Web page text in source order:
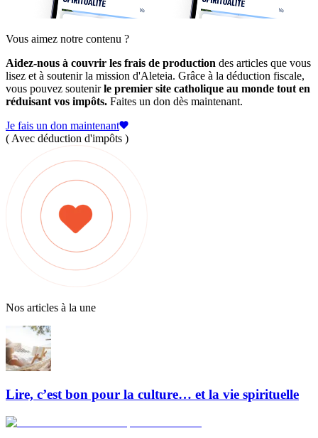
Vous aimez notre contenu ?
Aidez-nous à couvrir les frais de production des articles que vous
lisez et à soutenir la mission d'Aleteia. Grâce à la déduction fiscale,
vous pouvez soutenirle premier site catholique au monde tout en
réduisant vos impôts. Faites un don dès maintenant.
Je fais un don maintenant
( Avec déduction d'impôts )
Nos articles à la une
Lire, c’est bon pour la culture… et la vie spirituelle